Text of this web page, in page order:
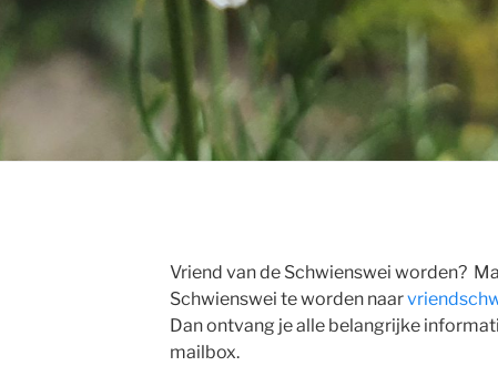
Vriend van de Schwienswei worden?
Schwienswei te worden naar
Dan ontvang je alle belangrijke
mailbox.